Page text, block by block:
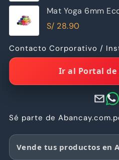
Mat Yoga 6mm
Calidad
S/ 28.90
Contacto Corporativo /
Ir al Portal de
Sé parte de
Vende tus productos en